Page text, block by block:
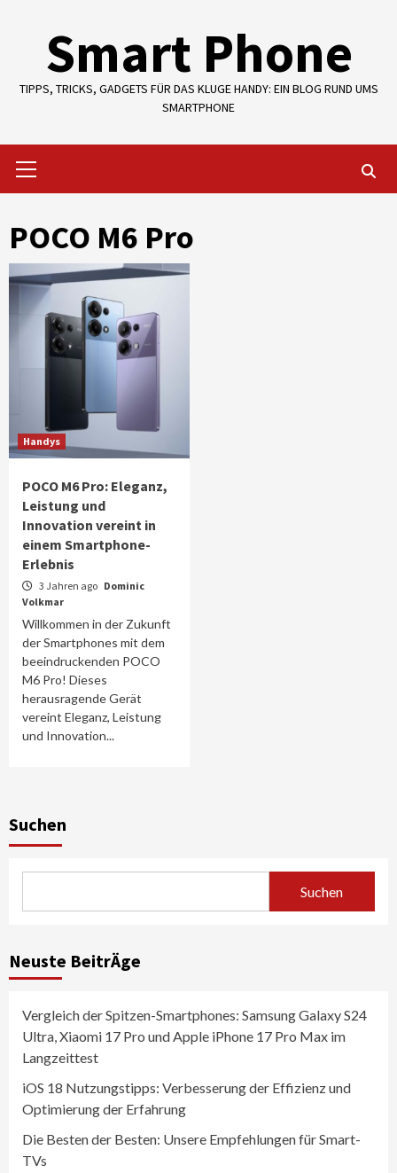
contentSmart Phone
TIPPS, TRICKS, GADGETS FÜR DAS KLUGE HANDY: EIN BLOG RUND UMS
SMARTPHONE
Menu
POCO M6 Pro
Handys
POCO M6 Pro: Eleganz,
Leistung und
Innovation vereint in
einem Smartphone-
Erlebnis
3 Jahren ago Dominic
Volkmar
Willkommen in der Zukunft
der Smartphones mit dem
beeindruckenden POCO
M6 Pro! Dieses
herausragende Gerät
vereint Eleganz, Leistung
und Innovation...
Suchen
Suchen
Neuste BeitrÄge
Vergleich der Spitzen-Smartphones: Samsung Galaxy S24
Ultra, Xiaomi 17 Pro und Apple iPhone 17 Pro Max im
Langzeittest
iOS 18 Nutzungstipps: Verbesserung der Effizienz und
Optimierung der Erfahrung
Die Besten der Besten: Unsere Empfehlungen für Smart-
TVs